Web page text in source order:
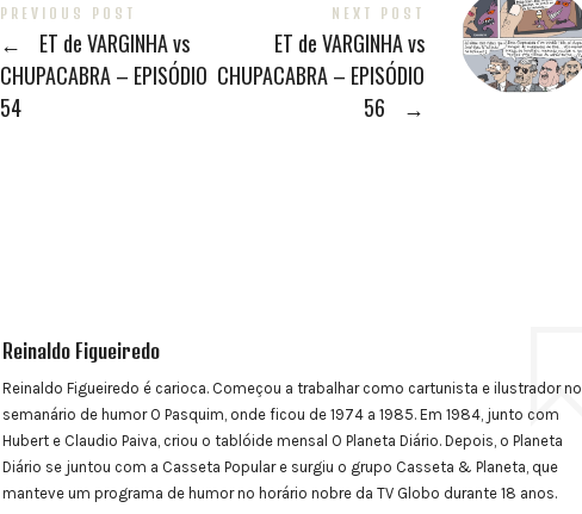
PREVIOUS POST
←
ET de VARGINHA vs
CHUPACABRA – EPISÓDIO
54
NEXT POST
ET de VARGINHA vs
CHUPACABRA – EPISÓDIO
56
→
Reinaldo Figueiredo
Reinaldo Figueiredo é carioca. Começou a trabalhar como cartunista e ilustrador no
semanário de humor O Pasquim, onde ficou de 1974 a 1985. Em 1984, junto com
Hubert e Claudio Paiva, criou o tablóide mensal O Planeta Diário. Depois, o Planeta
Diário se juntou com a Casseta Popular e surgiu o grupo Casseta & Planeta, que
manteve um programa de humor no horário nobre da TV Globo durante 18 anos.